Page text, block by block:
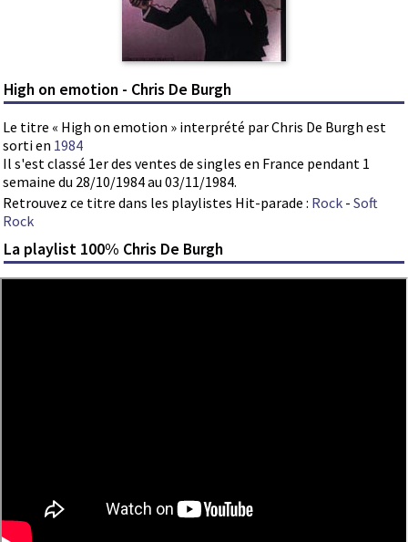
High on emotion - Chris De Burgh
Le titre « High on emotion » interprété par Chris De Burgh est
sorti en 1984
Il s'est classé 1er des ventes de singles en France pendant 1
semaine du 28/10/1984 au 03/11/1984.
Retrouvez ce titre dans les playlistes Hit-parade : Rock - Soft
Rock
La playlist 100% Chris De Burgh